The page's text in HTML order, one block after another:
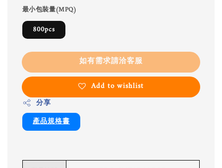
最小包裝量(MPQ)
800pcs
如有需求請洽客服
Add to wishlist
分享
產品規格書